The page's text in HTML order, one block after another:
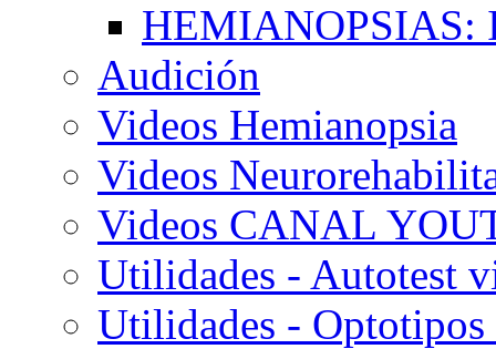
HEMIANOPSIAS:
Audición
Videos Hemianopsia
Videos
Videos CANAL
Utilidades - Autotest
Utilidades -